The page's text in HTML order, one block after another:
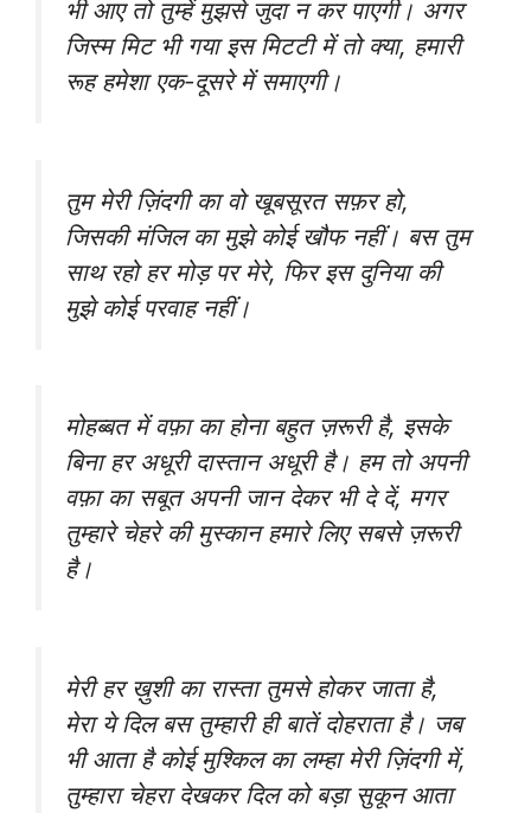
भी आए तो तुम्हें मुझसे जुदा न कर पाएगी। अगर
जिस्म मिट भी गया इस मिटटी में तो क्या, हमारी
रूह हमेशा एक-दूसरे में समाएगी।
तुम मेरी ज़िंदगी का वो खूबसूरत सफ़र हो,
जिसकी मंजिल का मुझे कोई खौफ नहीं। बस तुम
साथ रहो हर मोड़ पर मेरे, फिर इस दुनिया की
मुझे कोई परवाह नहीं।
मोहब्बत में वफ़ा का होना बहुत ज़रूरी है, इसके
बिना हर अधूरी दास्तान अधूरी है। हम तो अपनी
वफ़ा का सबूत अपनी जान देकर भी दे दें, मगर
तुम्हारे चेहरे की मुस्कान हमारे लिए सबसे ज़रूरी
है।
मेरी हर ख़ुशी का रास्ता तुमसे होकर जाता है,
मेरा ये दिल बस तुम्हारी ही बातें दोहराता है। जब
भी आता है कोई मुश्किल का लम्हा मेरी ज़िंदगी में,
तुम्हारा चेहरा देखकर दिल को बड़ा सुकून आता